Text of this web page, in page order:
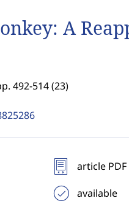
A
492-514 (23)
article PDF
available